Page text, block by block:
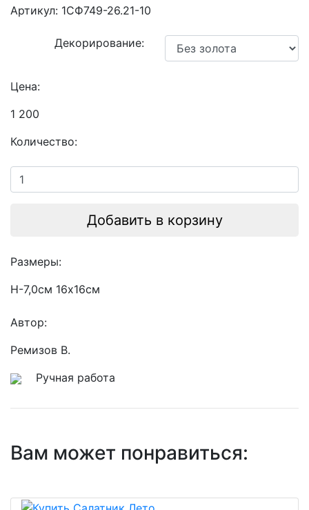
Артикул: 1СФ749-26.21-10
Декорирование:
Цена:
1 200
Количество:
Добавить в корзину
Размеры:
Н-7,0см 16х16см
Автор:
Ремизов В.
Ручная работа
Вам может понравиться: